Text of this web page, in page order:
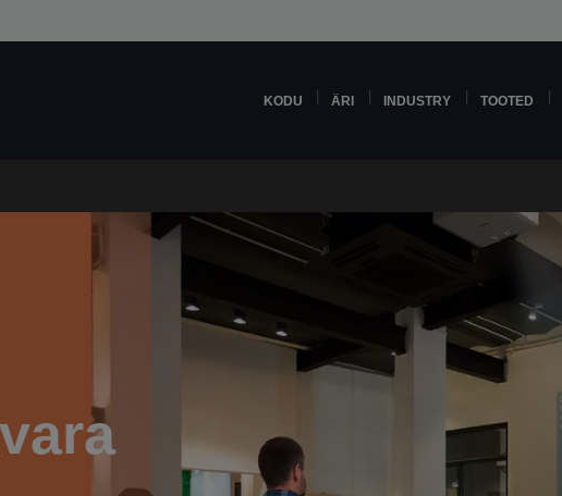
KODU ÄRI INDUSTRY TOOTED